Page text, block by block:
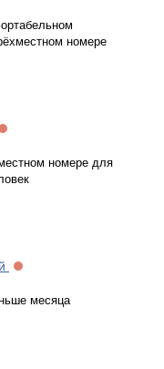
номере
номере для
месяца